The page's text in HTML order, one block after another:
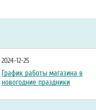
2024-12-25
График работы магазина в
новогодние праздники